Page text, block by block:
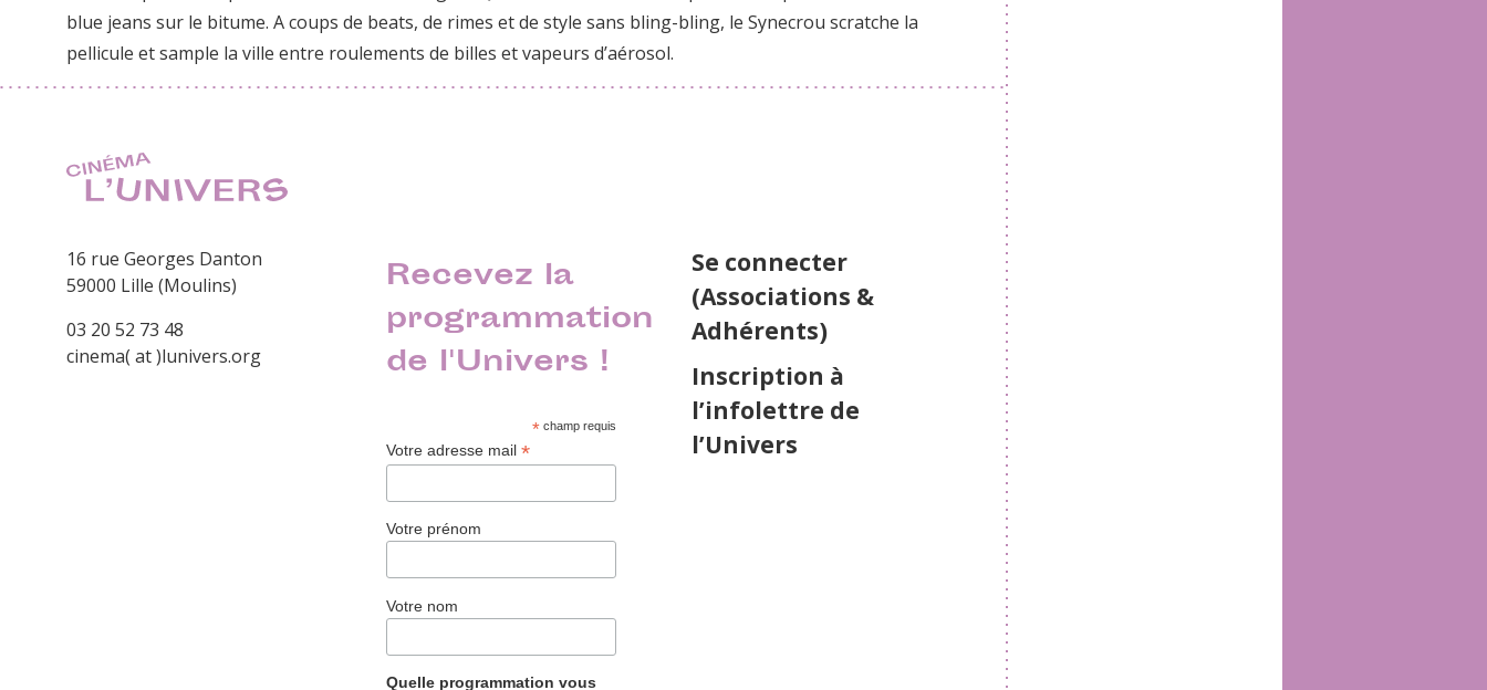
blue jeans sur le bitume. A coups de beats, de rimes et de style sans bling-bling, le Synecrou scratche la
pellicule et sample la ville entre roulements de billes et vapeurs d’aérosol.
16 rue Georges Danton
59000 Lille (Moulins)
03 20 52 73 48
cinema( at )lunivers.org
Recevez la
programmation
de l'Univers !
*champ requis
Votre adresse mail*
Votre prénom
Votre nom
Quelle programmation vous
Se connecter
(Associations &
Adhérents)
Inscription à
l’infolettre de
l’Univers